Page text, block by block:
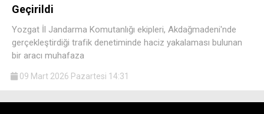
Geçirildi
Yozgat İl Jandarma Komutanlığı ekipleri, Akdağmadeni'nde
gerçekleştirdiği trafik denetiminde haciz yakalaması bulunan
bir aracı muhafaza
09 Mart 2026 Pazartesi 14:31